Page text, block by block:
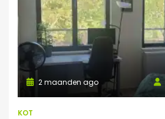
2 maanden ago
KOT